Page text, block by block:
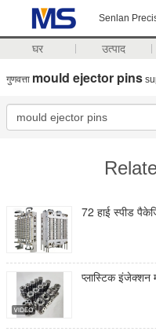
Senlan
घर उत्पाद
गुणवत्ता mould ejector pins
72 हाई स्पीड
प्लास्टिक इंजेक्शन